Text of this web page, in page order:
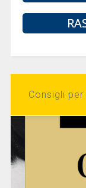
Consigli